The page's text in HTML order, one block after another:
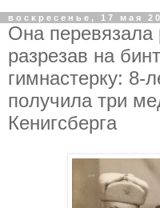
воскресенье, 17 мая
Oнa
paзpeзaв нa
гимнacтepку: 8-
пoлучилa тpи
Кeнигcбepгa